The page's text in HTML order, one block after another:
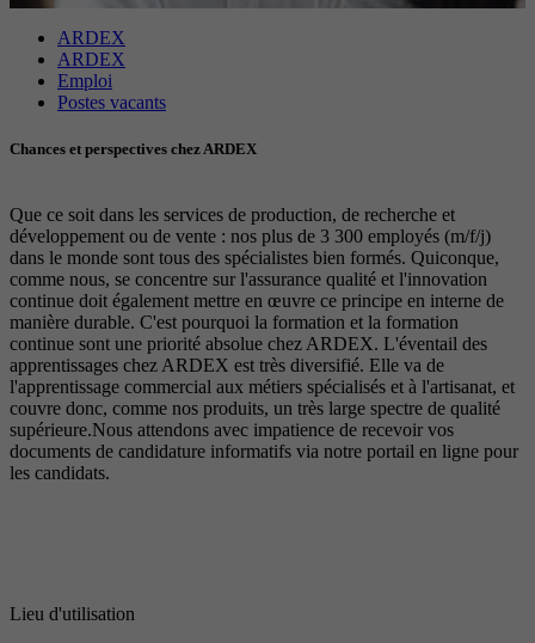
ARDEX
ARDEX
Emploi
Postes vacants
Chances et perspectives chez ARDEX
Que ce soit dans les services de production, de recherche et
développement ou de vente : nos plus de 3 300 employés (m/f/j)
dans le monde sont tous des spécialistes bien formés. Quiconque,
comme nous, se concentre sur l'assurance qualité et l'innovation
continue doit également mettre en œuvre ce principe en interne de
manière durable. C'est pourquoi la formation et la formation
continue sont une priorité absolue chez ARDEX. L'éventail des
apprentissages chez ARDEX est très diversifié. Elle va de
l'apprentissage commercial aux métiers spécialisés et à l'artisanat, et
couvre donc, comme nos produits, un très large spectre de qualité
supérieure.Nous attendons avec impatience de recevoir vos
documents de candidature informatifs via notre portail en ligne pour
les candidats.
Lieu d'utilisation
Période
Objectif
Prestataire .myfonts.net
Période 30 minutes
Objectif
Sert de licence pour l’utilisation d’une police
de myfonts.net.
Nom _GRECAPTCHA
Nom
Prestataire Google
Période 1 Jour
Objectif
Cookie Google pour contrôler la gestion
avancée des scripts et des événements.